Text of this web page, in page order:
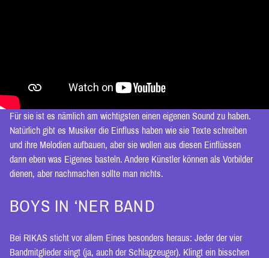
Für sie ist es nämlich am wichtigsten einen eigenen Sound zu haben.
Natürlich gibt es Musiker die Einfluss haben wie sie Texte schreiben
und ihre Melodien aufbauen, aber sie wollen aus diesen Einflüssen
dann eben was Eigenes basteln. Andere Künstler können als Vorbilder
dienen, aber nachmachen sollte man nichts.
BOYS IN ‘NER BAND
Bei RIKAS sticht vor allem Eines besonders heraus: Jeder der vier
Bandmitglieder singt (ja, auch der Schlagzeuger). Klingt ein bisschen